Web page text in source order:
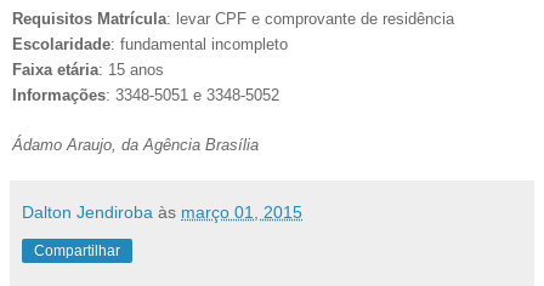
Requisitos Matrícula: levar CPF e comprovante de residência
Escolaridade: fundamental incompleto
Faixa etária: 15 anos
Informações: 3348-5051 e 3348-5052
Ádamo Araujo, da Agência Brasília
Dalton Jendiroba às março 01, 2015
Compartilhar